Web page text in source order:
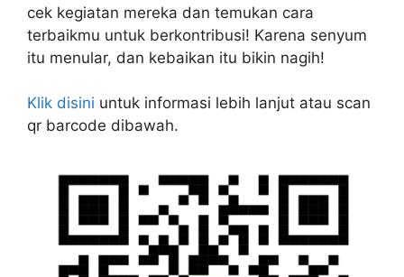
cek kegiatan mereka dan temukan cara
terbaikmu untuk berkontribusi! Karena senyum
itu menular, dan kebaikan itu bikin nagih!
Klik disini untuk informasi lebih lanjut atau scan
qr barcode dibawah.